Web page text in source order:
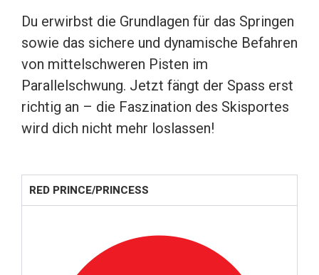
Du erwirbst die Grundlagen für das Springen
sowie das sichere und dynamische Befahren
von mittelschweren Pisten im
Parallelschwung. Jetzt fängt der Spass erst
richtig an – die Faszination des Skisportes
wird dich nicht mehr loslassen!
RED PRINCE/PRINCESS